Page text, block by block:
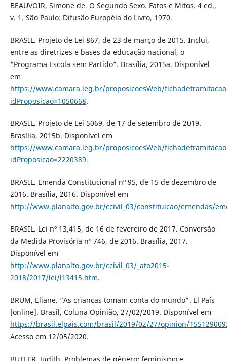
BEAUVOIR, Simone de. O Segundo Sexo. Fatos e Mitos. 4 ed.,
v. 1. São Paulo: Difusão Européia do Livro, 1970.
BRASIL. Projeto de Lei 867, de 23 de março de 2015. Inclui,
entre as diretrizes e bases da educação nacional, o
“Programa Escola sem Partido”. Brasília, 2015a. Disponível
em
https://www.camara.leg.br/proposicoesWeb/
idProposicao=1050668.
BRASIL. Projeto de Lei 5069, de 17 de setembro de 2019.
Brasília, 2015b. Disponível em
https://www.camara.leg.br/proposicoesWeb/
idProposicao=2220389.
BRASIL. Emenda Constitucional nº 95, de 15 de dezembro de
2016. Brasília, 2016. Disponível em
http://www.planalto.gov.br/ccivil_03/constituicao/emendas/emc/
BRASIL. Lei nº 13,415, de 16 de fevereiro de 2017. Conversão
da Medida Provisória nº 746, de 2016. Brasília, 2017.
Disponível em
http://www.planalto.gov.br/ccivil_03/_ato2015-
2018/2017/lei/l13415.htm.
BRUM, Eliane. “As crianças tomam conta do mundo”. El País
[online]. Brasil, Coluna Opinião, 27/02/2019. Disponível em
https://brasil.elpais.com/brasil/2019/02/27/opinion/
Acesso em 12/05/2020.
BUTLER, Judith. Problemas de gênero: feminismo e